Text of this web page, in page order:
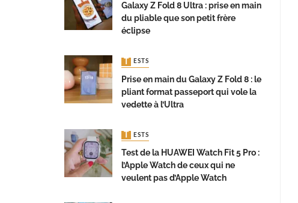
Galaxy Z Fold 8 Ultra : prise en main
du pliable que son petit frère
éclipse
TESTS
Prise en main du Galaxy Z Fold 8 : le
pliant format passeport qui vole la
vedette à l’Ultra
TESTS
Test de la HUAWEI Watch Fit 5 Pro :
l’Apple Watch de ceux qui ne
veulent pas d’Apple Watch